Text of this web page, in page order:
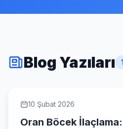
Blog Yazıları 1
10 Şubat 2026
Oran Böcek